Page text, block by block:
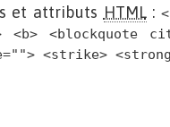
et attributs HTML:
<blockquote
<strike>